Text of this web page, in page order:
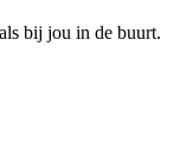
bij jou in de buurt.